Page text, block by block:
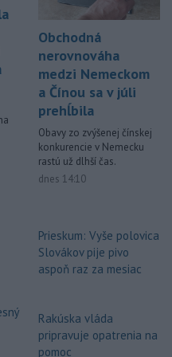
Obchodná
nerovnováha
medzi Nemeckom
a Čínou sa v júli
prehĺbila
Obavy zo zvýšenej čínskej
konkurencie v Nemecku
rastú už dlhší čas.
dnes 14:10
Prieskum: Vyše polovica
Slovákov pije pivo
aspoň raz za mesiac
Rakúska vláda
pripravuje opatrenia na
pomoc